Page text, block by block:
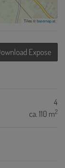
Tiles ©basemap.at
Expose
4
ca. 110 m2